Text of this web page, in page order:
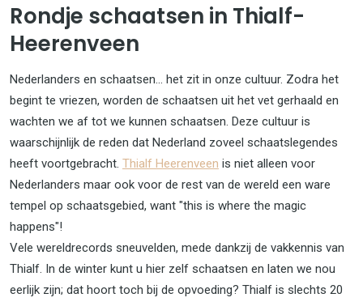
Rondje schaatsen in Thialf-
Heerenveen
Nederlanders en schaatsen... het zit in onze cultuur. Zodra het
begint te vriezen, worden de schaatsen uit het vet gerhaald en
wachten we af tot we kunnen schaatsen. Deze cultuur is
waarschijnlijk de reden dat Nederland zoveel schaatslegendes
heeft voortgebracht. Thialf Heerenveen is niet alleen voor
Nederlanders maar ook voor de rest van de wereld een ware
tempel op schaatsgebied, want "this is where the magic
happens"!
Vele wereldrecords sneuvelden, mede dankzij de vakkennis van
Thialf. In de winter kunt u hier zelf schaatsen en laten we nou
eerlijk zijn; dat hoort toch bij de opvoeding? Thialf is slechts 20